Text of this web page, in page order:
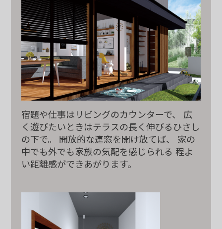
宿題や仕事はリビングのカウンターで、
広
く遊びたいときはテラスの長く伸びるひさし
の下で。 開放的な連窓を開け放てば、
家の
中でも外でも家族の気配を感じられる 程よ
い距離感ができあがります。